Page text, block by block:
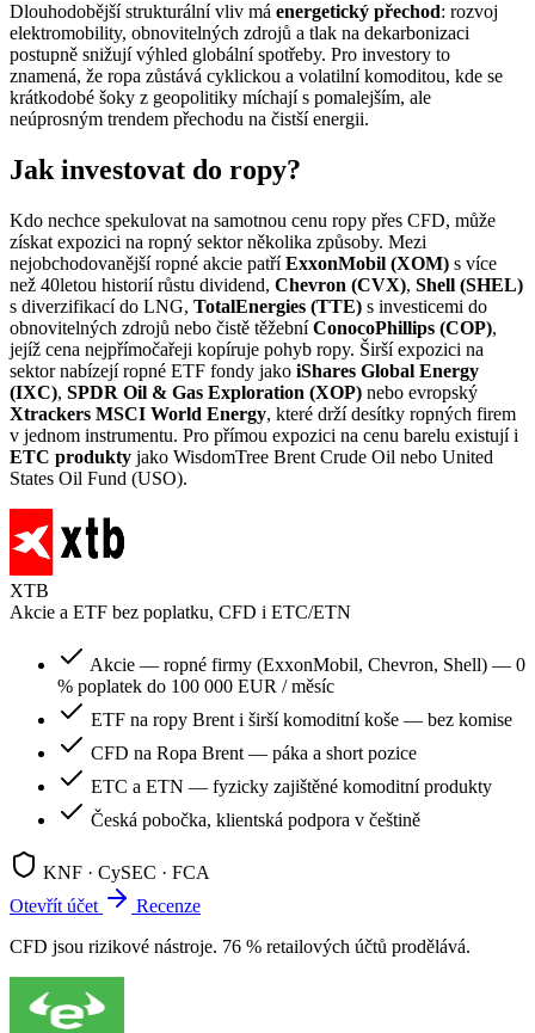
Dlouhodobější strukturální vliv má energetický přechod: rozvoj
elektromobility, obnovitelných zdrojů a tlak na dekarbonizaci
postupně snižují výhled globální spotřeby. Pro investory to
znamená, že ropa zůstává cyklickou a volatilní komoditou, kde se
krátkodobé šoky z geopolitiky míchají s pomalejším, ale
neúprosným trendem přechodu na čistší energii.
Jak investovat do ropy?
Kdo nechce spekulovat na samotnou cenu ropy přes CFD, může
získat expozici na ropný sektor několika způsoby. Mezi
nejobchodovanější ropné akcie patříExxonMobil (XOM) s více
než 40letou historií růstu dividend, Chevron (CVX), Shell (SHEL)
s diverzifikací do LNG, TotalEnergies (TTE) s investicemi do
obnovitelných zdrojů nebo čistě těžebníConocoPhillips (COP),
jejíž cena nejpřímočařeji kopíruje pohyb ropy. Širší expozici na
sektor nabízejí ropné ETF fondy jako iShares Global Energy
(IXC), SPDR Oil & Gas Exploration (XOP) nebo evropský
Xtrackers MSCI World Energy, které drží desítky ropných firem
v jednom instrumentu. Pro přímou expozici na cenu barelu existují i
ETC produkty jako WisdomTree Brent Crude Oil nebo United
States Oil Fund (USO).
XTB
Akcie a ETF bez poplatku, CFD i ETC/ETN
Akcie — ropné firmy (ExxonMobil, Chevron, Shell) — 0
% poplatek do 100 000 EUR / měsíc
ETF na ropy Brent i širší komoditní koše — bez komise
CFD na Ropa Brent — páka a short pozice
ETC a ETN — fyzicky zajištěné komoditní produkty
Česká pobočka, klientská podpora v češtině
KNF · CySEC · FCA
Otevřít účet
Recenze
CFD jsou rizikové nástroje. 76 % retailových účtů prodělává.